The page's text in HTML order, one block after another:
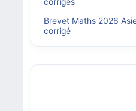
Brevet Maths 2026
corrigé